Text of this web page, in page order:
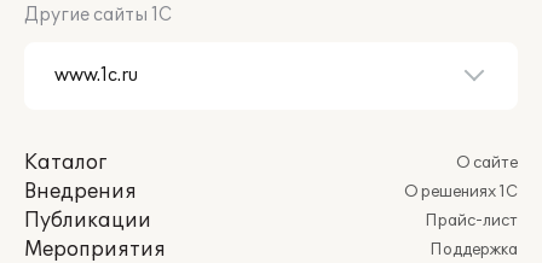
Другие сайты 1С
Каталог
Внедрения
Публикации
Мероприятия
О сайте
О решениях 1С
Прайс-лист
Поддержка